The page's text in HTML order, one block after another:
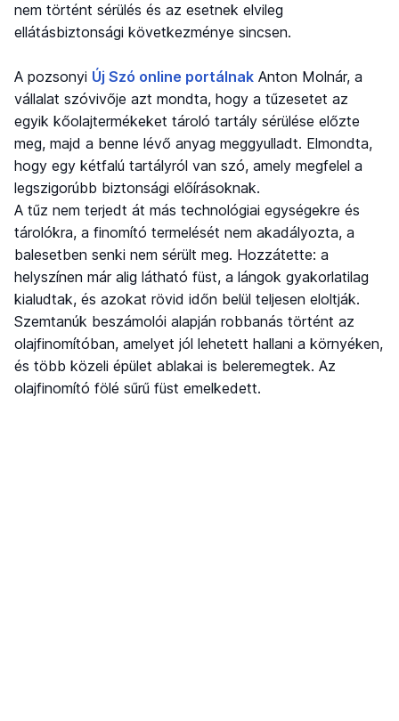
nem történt sérülés és az esetnek elvileg
ellátásbiztonsági következménye sincsen.
A pozsonyi Új Szó online portálnak Anton Molnár, a
vállalat szóvivője azt mondta, hogy a tűzesetet az
egyik kőolajtermékeket tároló tartály sérülése előzte
meg, majd a benne lévő anyag meggyulladt. Elmondta,
hogy egy kétfalú tartályról van szó, amely megfelel a
legszigorúbb biztonsági előírásoknak.
A tűz nem terjedt át más technológiai egységekre és
tárolókra, a finomító termelését nem akadályozta, a
balesetben senki nem sérült meg. Hozzátette: a
helyszínen már alig látható füst, a lángok gyakorlatilag
kialudtak, és azokat rövid időn belül teljesen eloltják.
Szemtanúk beszámolói alapján robbanás történt az
olajfinomítóban, amelyet jól lehetett hallani a környéken,
és több közeli épület ablakai is beleremegtek. Az
olajfinomító fölé sűrű füst emelkedett.